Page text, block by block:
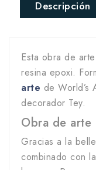
Descripción
Esta obra de
resina epoxi.
arte de World’s
decorador Tey.
Obra de arte
Gracias a la
combinado con